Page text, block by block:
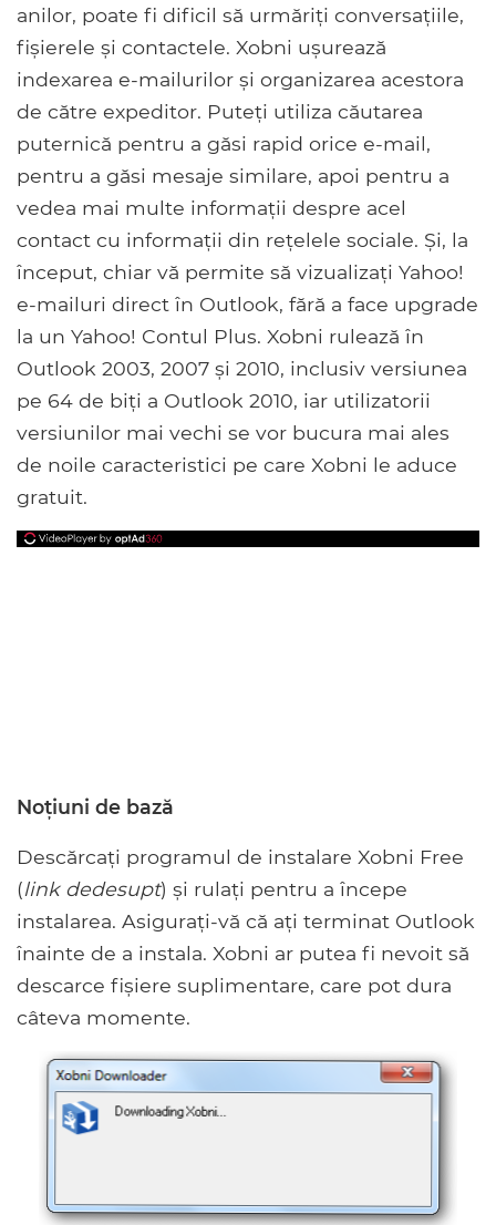
anilor, poate fi dificil să urmăriți conversațiile,
fișierele și contactele. Xobni ușurează
indexarea e-mailurilor și organizarea acestora
de către expeditor. Puteți utiliza căutarea
puternică pentru a găsi rapid orice e-mail,
pentru a găsi mesaje similare, apoi pentru a
vedea mai multe informații despre acel
contact cu informații din rețelele sociale. Și, la
început, chiar vă permite să vizualizați Yahoo!
e-mailuri direct în Outlook, fără a face upgrade
la un Yahoo! Contul Plus. Xobni rulează în
Outlook 2003, 2007 și 2010, inclusiv versiunea
pe 64 de biți a Outlook 2010, iar utilizatorii
versiunilor mai vechi se vor bucura mai ales
de noile caracteristici pe care Xobni le aduce
gratuit.
Noțiuni de bază
Descărcați programul de instalare Xobni Free
(link dedesupt) și rulați pentru a începe
instalarea. Asigurați-vă că ați terminat Outlook
înainte de a instala. Xobni ar putea fi nevoit să
descarce fișiere suplimentare, care pot dura
câteva momente.